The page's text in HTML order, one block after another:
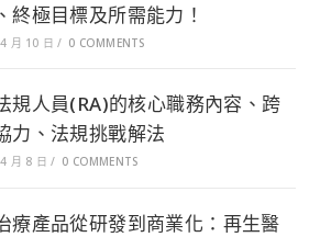
終極目標及所需能力！
月 10 日 / 0 COMMENTS
規人員(RA)的核心職務內容、跨
力、法規挑戰解法
月 8 日 / 0 COMMENTS
療產品從研發到商業化：再生醫